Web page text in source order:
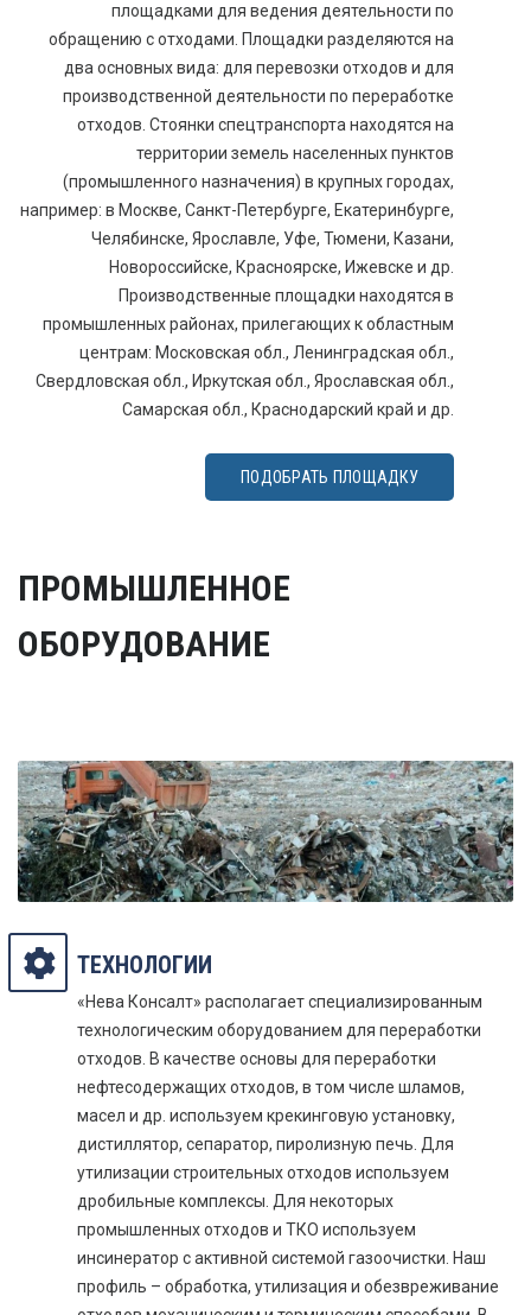
ТЕХНОЛОГИИ
«Нева Консалт» располагает специализированным
технологическим оборудованием для переработки
отходов. В качестве основы для переработки
нефтесодержащих отходов, в том числе шламов,
масел и др. используем крекинговую установку,
дистиллятор, сепаратор, пиролизную печь. Для
утилизации строительных отходов используем
дробильные комплексы. Для некоторых
промышленных отходов и ТКО используем
инсинератор с активной системой газоочистки. Наш
профиль – обработка, утилизация и обезвреживание
ПОДОБРАТЬ ПЛОЩАДКУ
ПРОМЫШЛЕННОЕ
ОБОРУДОВАНИЕ
площадками для ведения деятельности по
обращению с отходами. Площадки разделяются на
два основных вида: для перевозки отходов и для
производственной деятельности по переработке
отходов. Стоянки спецтранспорта находятся на
территории земель населенных пунктов
(промышленного назначения) в крупных городах,
например: в Москве, Санкт-Петербурге, Екатеринбурге,
Челябинске, Ярославле, Уфе, Тюмени, Казани,
Новороссийске, Красноярске, Ижевске и др.
Производственные площадки находятся в
промышленных районах, прилегающих к областным
центрам: Московская обл., Ленинградская обл.,
Свердловская обл., Иркутская обл., Ярославская обл.,
Самарская обл., Краснодарский край и др.